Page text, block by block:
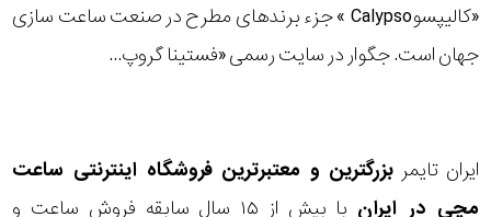
«کالیپسوCalypso » جزء برندهای مطرح در صنعت ساعت سازی
جهان است. جگوار در سایت رسمی «فستینا گروپ...
ایران تایمر بزرگترین و معتبرترین فروشگاه اینترنتی ساعت
مچی در ایران
با بیش از ۱۵ سال سابقه فروش ساعت و